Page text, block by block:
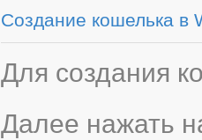
Создание кошелька в
Для создания
Далее нажать